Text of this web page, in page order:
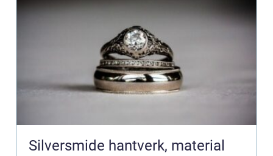
Silversmide hantverk, material